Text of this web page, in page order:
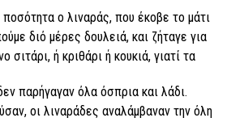
ο λιναράς, που έκοβε το μάτι
διό μέρες δουλειά, και ζήταγε για
σιτάρι, ή κριθάρι ή κουκιά, γιατί τα
παρήγαγαν όλα όσπρια και λάδι.
οι λιναράδες αναλάμβαναν την όλη